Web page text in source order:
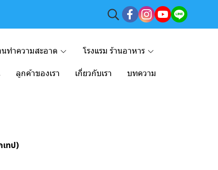
ทำความสะอาด โรงแรม ร้านอาหาร
ลูกค้าของเรา เกี่ยวกับเรา บทความ
เทป)